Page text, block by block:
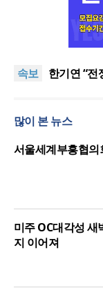
속보
“한국 복
주길”
한기연 “전
성회 위해 협
“한국 복음
“기도로
주길”
많이 본 뉴스
서울세계부흥협의
미주 OC대각성
지 이어져